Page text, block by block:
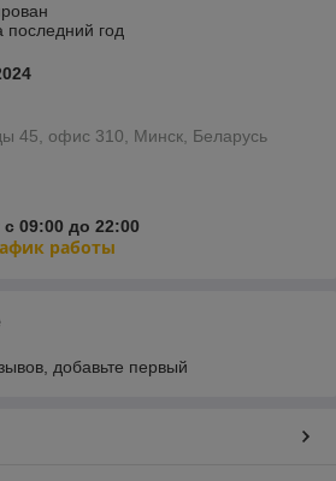
последний год
45, офис 310, Минск, Беларусь
09:00 до 22:00
работы
добавьте первый